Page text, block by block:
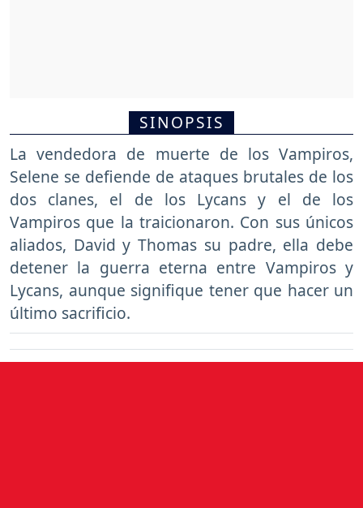
SINOPSIS
La vendedora de muerte de los Vampiros,
Selene se defiende de ataques brutales de los
dos clanes, el de los Lycans y el de los
Vampiros que la traicionaron. Con sus únicos
aliados, David y Thomas su padre, ella debe
detener la guerra eterna entre Vampiros y
Lycans, aunque signifique tener que hacer un
último sacrificio.